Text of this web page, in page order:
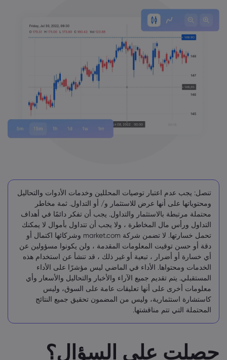
تنصل: يجب عدم اعتبار توصيات المحللين وخدمات الأدوات والتحاليل
ومحتوياتها على أنها عرض للاستثمار و/ أو التداول. ثمة مخاطر
محتملة مرتبطة بالاستثمار والتداول. يجب أن تفكر دائمًا في أهداف
التداول ورأس مال المخاطرة ، ولا يجب أن تتداول بأموال لا يمكنك
تحمل خسارتها. لا تضمن شركة market.com وشركائها اكتمال أو
دقة أو حسن توقيت المعلومات المقدمة ، ولن يكونوا مسؤولين عن
أي خسارة أو أضرار ، تبعية أو غير ذلك ، قد تنشأ عن استخدام هذه
الخدمات ومحتواها. الأداء في الماضي ليس مؤشرًا على الأداء
المستقبلي. يتم تقديم جميع الآراء والأخبار والتحاليل والأسعار وأي
معلومات أخرى على أنها تعليقات عامة على السوق، وليس
كاستشارة استثمارية، وليس من المضمون تحقيق جميع النتائج
المحتملة التي تتم مناقشتها.
حصلت على السؤال؟